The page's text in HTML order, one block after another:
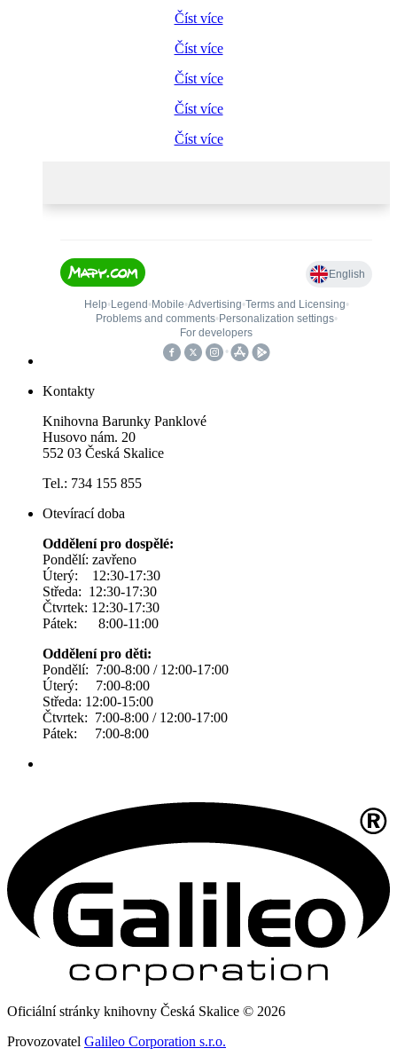
Číst více
Číst více
Číst více
Číst více
Číst více
Kontakty
Knihovna Barunky Panklové
Husovo nám. 20
552 03 Česká Skalice
Tel.: 734 155 855
Otevírací doba
Oddělení pro dospělé:
Pondělí: zavřeno
Úterý: 12:30-17:30
Středa: 12:30-17:30
Čtvrtek: 12:30-17:30
Pátek: 8:00-11:00
Oddělení pro děti:
Pondělí: 7:00-8:00 / 12:00-17:00
Úterý: 7:00-8:00
Středa: 12:00-15:00
Čtvrtek: 7:00-8:00 / 12:00-17:00
Pátek: 7:00-8:00
Oficiální stránky knihovny Česká Skalice © 2026
Provozovatel Galileo Corporation s.r.o.